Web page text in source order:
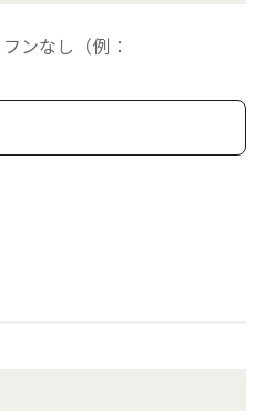
ンなし（例：